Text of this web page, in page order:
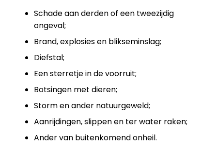
Schade aan derden of een tweezijdig
ongeval;
Brand, explosies en blikseminslag;
Diefstal;
Een sterretje in de voorruit;
Botsingen met dieren;
Storm en ander natuurgeweld;
Aanrijdingen, slippen en ter water raken;
Ander van buitenkomend onheil.